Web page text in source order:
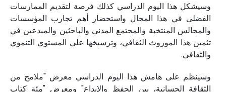
وسيشكل هذا اليوم الدراسي كذلك فرصة لتقديم الممارسات
الفضلى في هذا المجال واستحضار أهم تجارب المؤسسات
والمجالس المنتخبة والمجتمع المدني والباحثين والمبدعين في
تثمين هذا الموروث الثقافي، وترسيخها على المستوى التنموي
والثقافي.
وسينظم على هامش هذا اليوم الدراسي معرض "ملامح من
الثقافة الحسانية، بين الحفظ والإبداع" ومعرض "مئة كتاب